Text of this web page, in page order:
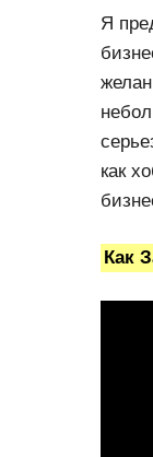
Я
как
Как